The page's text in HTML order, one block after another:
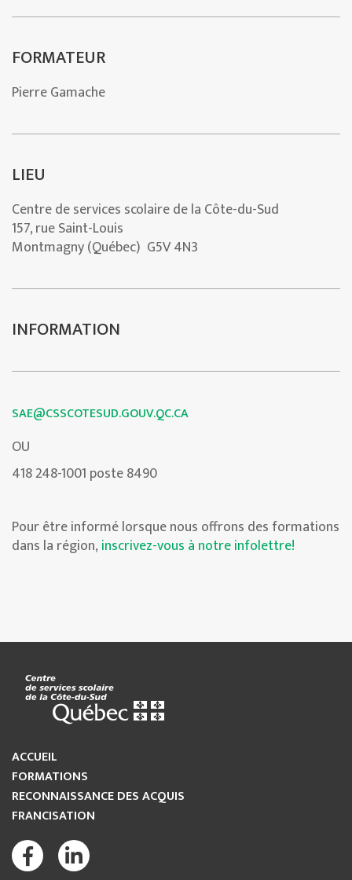
FORMATEUR
Pierre Gamache
LIEU
Centre de services scolaire de la Côte-du-Sud
157, rue Saint-Louis
Montmagny (Québec) G5V 4N3
INFORMATION
SAE@CSSCOTESUD.GOUV.QC.CA
OU
418 248-1001 poste 8490
Pour être informé lorsque nous offrons des formations
dans la région, inscrivez-vous à notre infolettre!
ACCUEIL
FORMATIONS
RECONNAISSANCE DES ACQUIS
FRANCISATION